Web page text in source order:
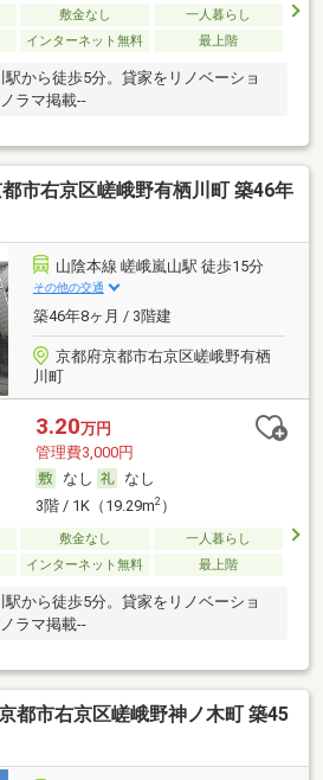
敷金なし
一人暮らし
インターネット無料 最上階
から徒歩5分。貸家をリノベーショ
ラマ掲載--
市右京区嵯峨野有栖川町 築46年
山陰本線 嵯峨嵐山駅 徒歩15分
その他の交通
築46年8ヶ月 / 3階建
京都府京都市右京区嵯峨野有栖
川町
3.20万円
管理費3,000円
なし
なし
3階 / 1K（19.29m2）
敷金なし
一人暮らし
インターネット無料 最上階
から徒歩5分。貸家をリノベーショ
ラマ掲載--
都市右京区嵯峨野神ノ木町 築45